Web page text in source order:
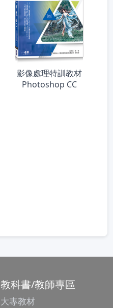
影像處理特訓教材
Photoshop CC
教科書/教師專區
大專教材